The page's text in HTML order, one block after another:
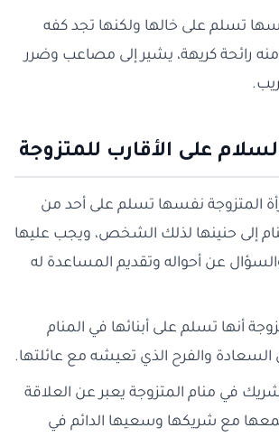
تسلم على خالها ولكنها تجد كفه
رائحة كريهة، يشير إلى مصاعب وضرر
على الأقارب للمتزوجة
المتزوجة نفسها تسلم على أحد من
إلى حنينها لذلك الشخص، ويجب عليها
عن أحواله وتقديم المساعدة له
أنها تسلم على أبنائها في المنام
السعادة والفرح الذي تعيشه مع عائلتها.
في منام المتزوجة يعبر عن العلاقة
مع شريكها وسعيها الدائم في